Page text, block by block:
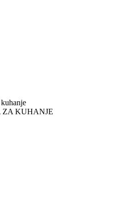
ZA KUHANJE